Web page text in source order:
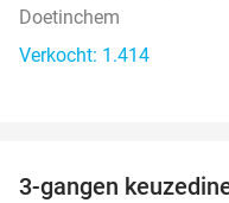
Doetinchem
Verkocht: 1.414
3-gangen